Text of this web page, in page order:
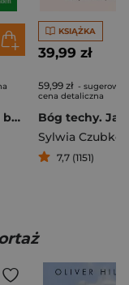
Dlaczego Izrael boi się Palestyny?
KSIĄŻKA
39,99 zł
59,99 zł -
cena detaliczna
Sylwia
7,7 (1151)